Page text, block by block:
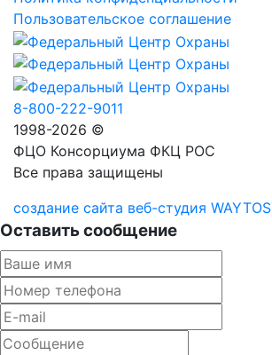
Пользовательское соглашение
8-800-222-9011
1998-2026 ©
ФЦО Консорциума ФКЦ РОС
Все права защищены
создание сайта веб-студия
Оставить сообщение